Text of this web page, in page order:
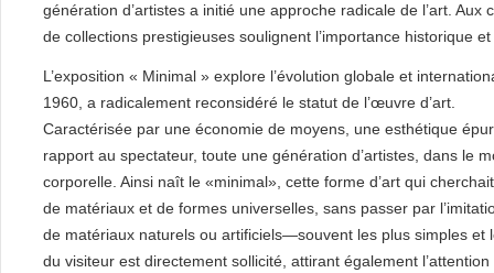
génération d’artistes a initié une approche radicale de l’art.
de collections prestigieuses soulignent l’importance historique
L’exposition « Minimal » explore l’évolution globale et
1960, a radicalement reconsidéré le statut de l’œuvre d’art.
Caractérisée par une économie de moyens, une esthétique
rapport au spectateur, toute une génération d’artistes, dans le
corporelle. Ainsi naît le «minimal», cette forme d’art qui
de matériaux et de formes universelles, sans passer par
de matériaux naturels ou artificiels—souvent les plus simples
du visiteur est directement sollicité, attirant également